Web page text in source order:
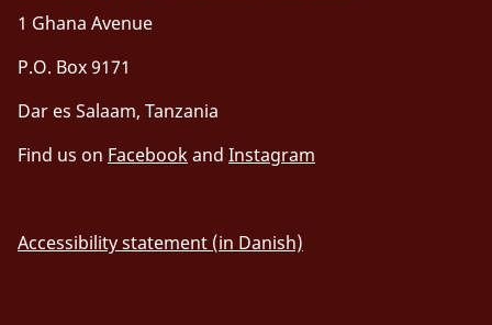
1 Ghana Avenue
P.O. Box 9171
Dar es Salaam, Tanzania
Find us on Facebookand Instagram
Accessibility statement (in Danish)